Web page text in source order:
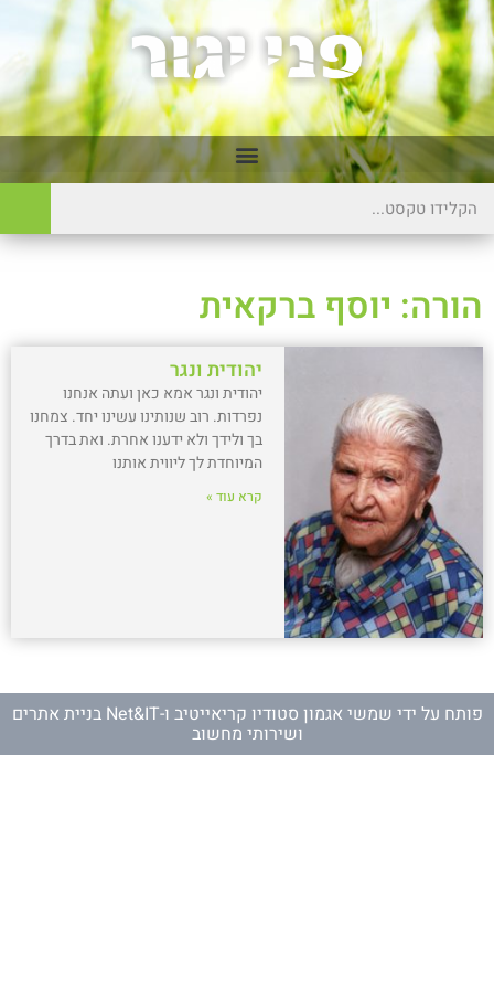
הורה: יוסף ברקאית
יהודית ונגר
יהודית ונגר אמא כאן ועתה אנחנו
נפרדות. רוב שנותינו עשינו יחד. צמחנו
בך ולידך ולא ידענו אחרת. ואת בדרך
המיוחדת לך ליווית אותנו
קרא עוד »
פותח על ידי שמשי אגמון סטודיו קריאייטיב ו- Net&IT בניית אתרים
ושירותי מחשוב